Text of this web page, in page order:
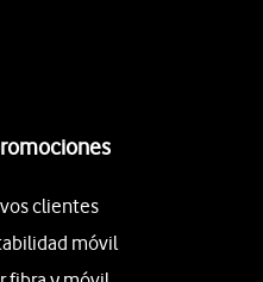
clientes
móvil